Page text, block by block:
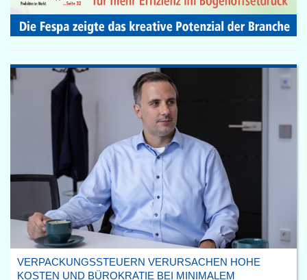
VERPACKUNGSSTEUERN VERURSACHEN HOHE
KOSTEN UND BÜROKRATIE BEI MINIMALEM